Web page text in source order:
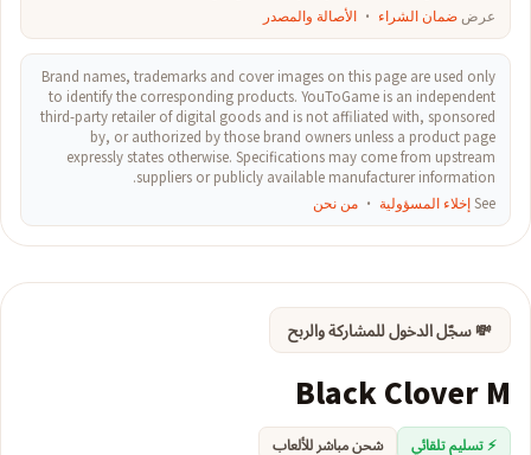
عرض ضمان الشراء · الأصالة والمصدر
Brand names, trademarks and cover images on this page are used only
to identify the corresponding products. YouToGame is an independent
third-party retailer of digital goods and is not affiliated with, sponsored
by, or authorized by those brand owners unless a product page
expressly states otherwise. Specifications may come from upstream
suppliers or publicly available manufacturer information.
Seeإخلاء المسؤولية · من نحن
💸 سجّل الدخول للمشاركة والربح
Black Clover M
⚡ تسليم تلقائي شحن مباشر للألعاب